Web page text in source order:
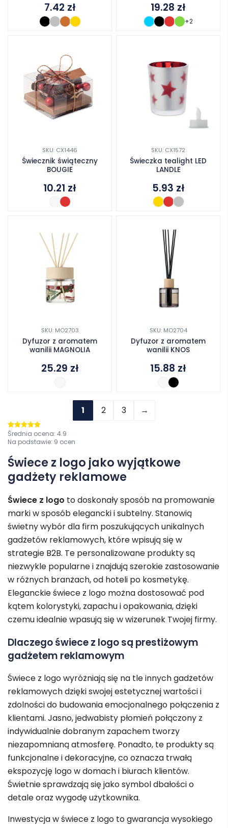
7.42 zł 19.28 zł
+2
SKU: CX1446
Świecznik świąteczny
BOUGIE
10.21 zł
SKU: CX1572
Świeczka tealight LED
LANDLE
5.93 zł
SKU: MO2703
Dyfuzor z aromatem
wanilii MAGNOLIA
25.29 zł
SKU: MO2704
Dyfuzor z aromatem
wanilii KNOS
15.88 zł
1 2 3 →
Oceniono
4.9na 5
Średnia ocena: 4.9
Na podstawie: 9 ocen
Świece z logo jako wyjątkowe
gadżety reklamowe
Świece z logo to doskonały sposób na promowanie
marki w sposób elegancki i subtelny. Stanowią
świetny wybór dla firm poszukujących unikalnych
gadżetów reklamowych, które wpisują się w
strategie B2B. Te personalizowane produkty są
niezwykle popularne i znajdują szerokie zastosowanie
w różnych branżach, od hoteli po kosmetykę.
Eleganckie świece z logo można dostosować pod
kątem kolorystyki, zapachu i opakowania, dzięki
czemu idealnie wpasują się w wizerunek Twojej firmy.
Dlaczego świece z logo są prestiżowym
gadżetem reklamowym
Świece z logo wyróżniają się na tle innych gadżetów
reklamowych dzięki swojej estetycznej wartości i
zdolności do budowania emocjonalnego połączenia z
klientami. Jasno, jedwabisty płomień połączony z
indywidualnie dobranym zapachem tworzy
niezapomnianą atmosferę. Ponadto, te produkty są
funkcjonalne i dekoracyjne, co oznacza trwałą
ekspozycję logo w domach i biurach klientów.
Świetnie sprawdzają się jako symbol dbałości o
detale oraz wygodę użytkownika.
Inwestycja w świece z logo to gwarancja wysokiego